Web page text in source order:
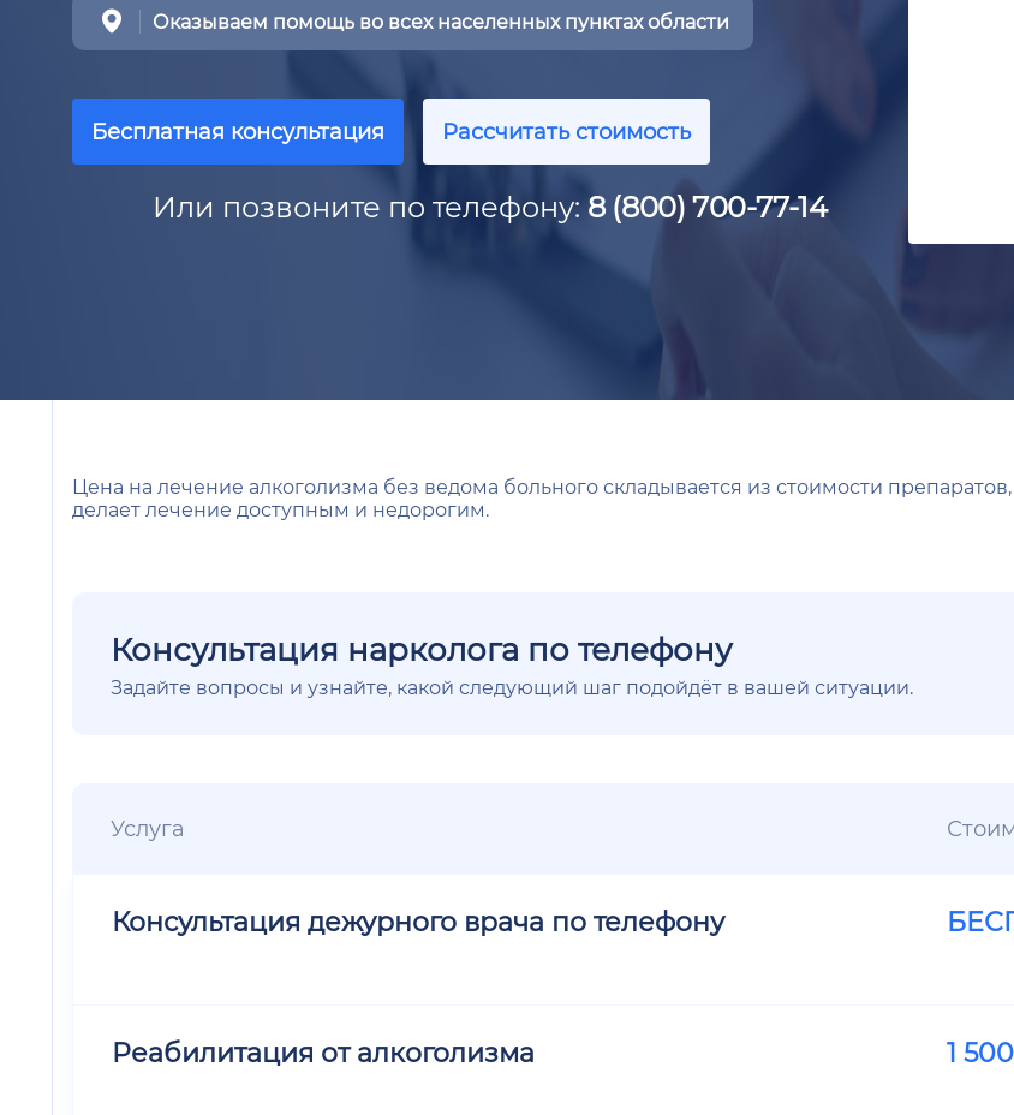
Оказываем помощь во всех населенных пунктах области
Бесплатная консультация Рассчитать стоимость
Или позвоните по телефону: 8 (800) 700-77-14
Цена на лечение алкоголизма без ведома больного складывается из стоимости
делает лечение доступным и недорогим.
Консультация нарколога по телефону
Задайте вопросы и узнайте, какой следующий шаг подойдёт в вашей ситуации.
Услуга
Консультация дежурного врача по телефону
Реабилитация от алкоголизма 1 500